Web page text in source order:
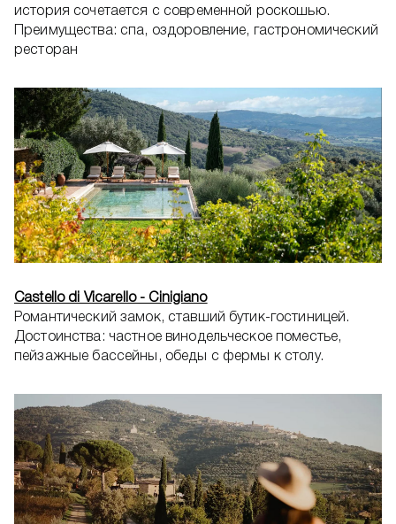
история сочетается с современной роскошью.
Преимущества: спа, оздоровление, гастрономический
ресторан
Castello di Vicarello - Cinigiano
Романтический замок, ставший бутик-гостиницей.
Достоинства: частное винодельческое поместье,
пейзажные бассейны, обеды с фермы к столу.